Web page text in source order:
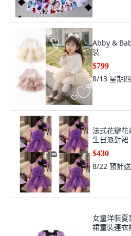
Abby &
裝
$799
8/13 星期四
法式花瓣
生日派對裙
$430
8/22 預計
女童洋裝夏
裙童裝連衣